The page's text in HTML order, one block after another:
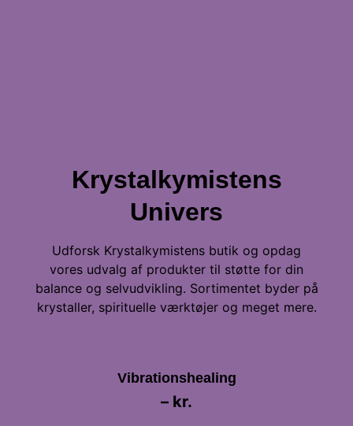
Krystalkymistens
Univers
Udforsk Krystalkymistens butik og opdag
vores udvalg af produkter til støtte for din
balance og selvudvikling. Sortimentet byder på
krystaller, spirituelle værktøjer og meget mere.
Vibrationshealing
– kr.